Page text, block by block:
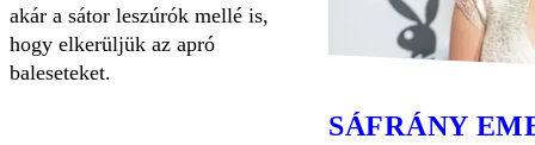
akár a sátor leszúrók mellé is,
hogy elkerüljük az apró
baleseteket.
SÁFRÁNY